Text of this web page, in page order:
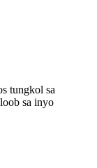
tungkol sa
sa inyo